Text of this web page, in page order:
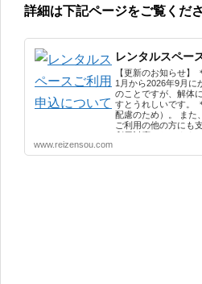
詳細は下記ページをご覧くださ
レンタルスペー
【更新のお知らせ
1月から2026年9月に
のことですが、解体
すとうれしいです。
配慮のため）。 また
ご利用の他の方にも
利用対応いたします
ころは緑で表示され
www.reizensou.com